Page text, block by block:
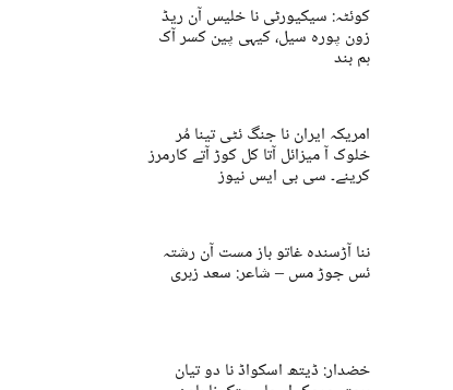
کوئٹہ: سیکیورٹی نا خلیس آن ریڈ
زون پورہ سیل، کیہی پین کسر آک
ہم بند
امریکہ ایران نا جنگ ئٹی تینا مُر
خلوک آ میزائل آتا کل کوڑ آتے کارمرز
کرینے۔ سی بی ایس نیوز
ننا آڑسندہ غاتو باز مست آن رشتہ
ئس جوڑ مس – شاعر: سعد زہری
خضدار: ڈیتھ اسکواڈ نا دو تیان